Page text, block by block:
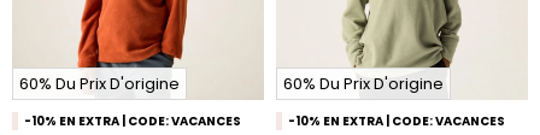
60% Du Prix D'origine
-10% EN EXTRA | CODE: VACANCES
60% Du Prix D'origine
-10% EN EXTRA | CODE: VACANCES